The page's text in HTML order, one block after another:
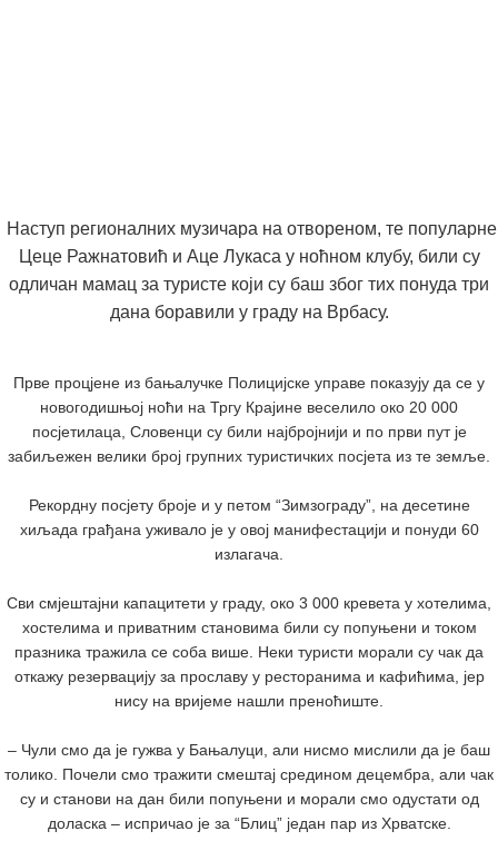
Наступ регионалних музичара на отвореном, те популарне
Цеце Ражнатовић и Аце Лукаса у ноћном клубу, били су
одличан мамац за туристе који су баш због тих понуда три
дана боравили у граду на Врбасу.
Прве процјене из бањалучке Полицијске управе показују да се у
новогодишњој ноћи на Тргу Крајине веселило око 20 000
посјетилаца, Словенци су били најбројнији и по први пут је
забиљежен велики број групних туристичких посјета из те земље.
Рекордну посјету броје и у петом “Зимзограду”, на десетине
хиљада грађана уживало је у овој манифестацији и понуди 60
излагача.
Сви смјештајни капацитети у граду, око 3 000 кревета у хотелима,
хостелима и приватним становима били су попуњени и током
празника тражила се соба више. Неки туристи морали су чак да
откажу резервацију за прославу у ресторанима и кафићима, јер
нису на вријеме нашли преноћиште.
– Чули смо да је гужва у Бањалуци, али нисмо мислили да је баш
толико. Почели смо тражити смештај средином децембра, али чак
су и станови на дан били попуњени и морали смо одустати од
доласка – испричао је за “Блиц” један пар из Хрватске.